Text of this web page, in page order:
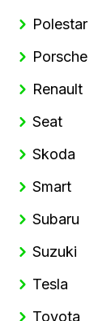
Polestar
Porsche
Renault
Seat
Skoda
Smart
Subaru
Suzuki
Tesla
Toyota